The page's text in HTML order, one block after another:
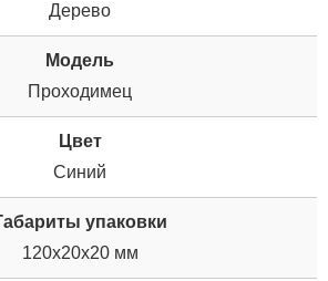
Дерево
Модель
Проходимец
Цвет
Синий
упаковки
120x20x20 мм